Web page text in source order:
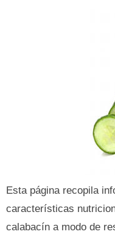
Esta página recopila
características
calabacín a modo de